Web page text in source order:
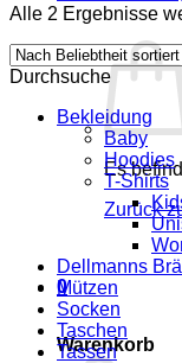
Es
Zurück
0
Warenkorb
Alle 2 Ergebnisse
Durchsuche
Bekleidung
Baby
Hoodies
T-Shirts
Dellmanns
Mützen
Socken
Taschen
Tassen